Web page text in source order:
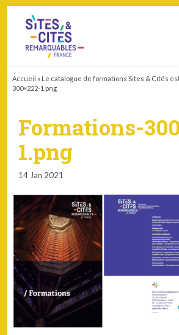
Accueil » Le catalogue de formations Sites & Cités
300×222-1.png
Formations-
1.png
14 Jan 2021